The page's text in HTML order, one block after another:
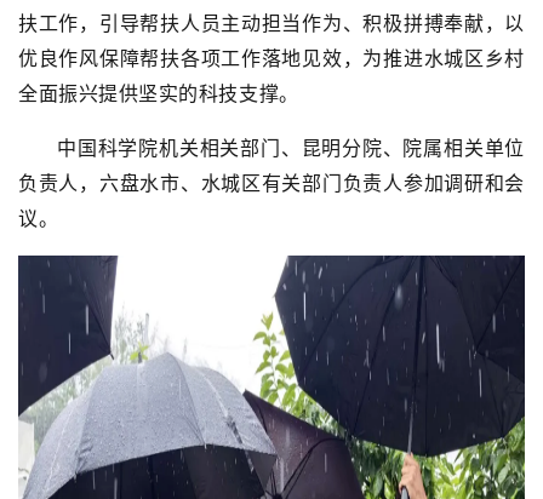
扶工作，引导帮扶人员主动担当作为、积极拼搏奉献，以
优良作风保障帮扶各项工作落地见效，为推进水城区乡村
全面振兴提供坚实的科技支撑。
中国科学院机关相关部门、昆明分院、院属相关单位
负责人，六盘水市、水城区有关部门负责人参加调研和会
议。